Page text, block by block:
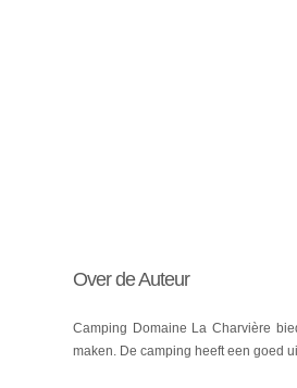
Over de Auteur
Camping Domaine La Charvière
maken. De camping heeft een goed